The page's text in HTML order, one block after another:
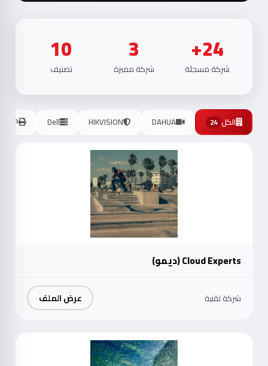
24+
شركة مسجلة
3
شركة مميزة
10
تصنيف
الكل 24
DAHUA
HIKVISION
Dell
HP
Cloud Experts (ديمو)
شركة تقنية عرض الملف